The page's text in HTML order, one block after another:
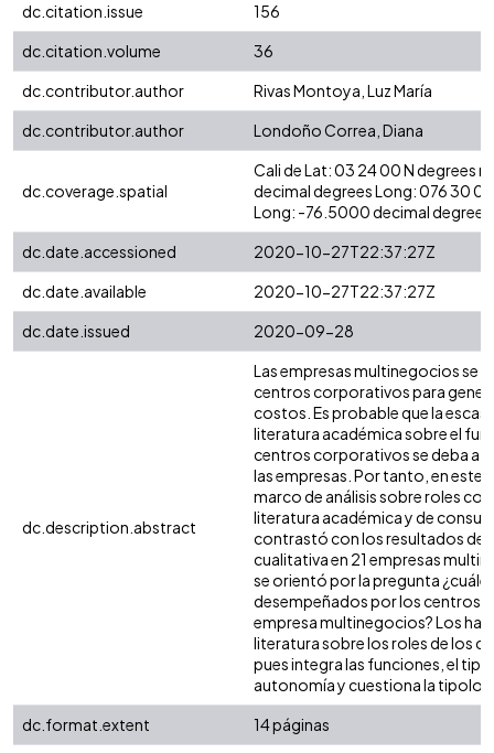
dc.citation.issue
156
dc.citation.volume
36
dc.contributor.author
Rivas Montoya, Luz María
dc.contributor.author
Londoño Correa, Diana
dc.coverage.spatial
Cali de Lat: 03 24 00 N degrees
decimal degrees Long: 076 30
Long: -76.5000 decimal degrees
dc.date.accessioned
2020-10-27T22:37:27Z
dc.date.available
2020-10-27T22:37:27Z
dc.date.issued
2020-09-28
dc.description.abstract
Las empresas multinegocios se
centros corporativos para
costos. Es probable que la
literatura académica sobre el
centros corporativos se deba a
las empresas. Por tanto, en este
marco de análisis sobre roles
literatura académica y de
contrastó con los resultados de
cualitativa en 21 empresas
se orientó por la pregunta
desempeñados por los centros
empresa multinegocios? Los
literatura sobre los roles de los
pues integra las funciones, el
autonomía y cuestiona la
dc.format.extent
14 páginas